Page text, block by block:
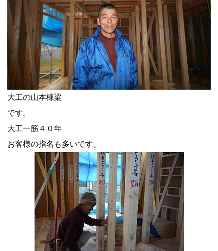
大工の山本棟梁
です。
大工一筋４０年
お客様の指名も多いです。